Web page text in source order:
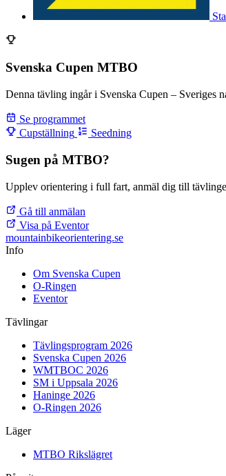
Svenska Cupen MTBO
Denna tävling ingår i Svenska Cupen – Sveriges
Se programmet
Cupställning
Seedning
Sugen på MTBO?
Upplev orientering i full fart, anmäl dig till
Gå till anmälan
Visa på Eventor
mountainbikeorientering.se
Info
Om Svenska Cupen
O-Ringen
Eventor
Tävlingar
Tävlingsprogram 2026
Svenska Cupen 2026
WMTBOC 2026
SM i Uppsala 2026
Haninge 2026
O-Ringen 2026
Läger
MTBO Rikslägret